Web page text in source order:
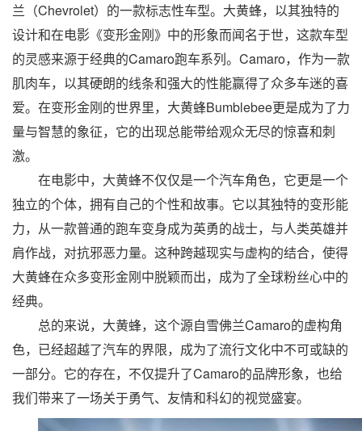
兰（Chevrolet）的一款标志性车型。大黄蜂，以其独特的
设计和在电影《变形金刚》中的形象而闻名于世，这款车型
的灵感来源于经典的Camaro跑车系列。Camaro，作为一款
肌肉车，以其硬朗的线条和强大的性能赢得了众多车迷的喜
爱。在变形金刚的世界里，大黄蜂Bumblebee更是成为了力
量与智慧的象征，它的出现总能带给观众无尽的惊喜和刺
激。
在电影中，大黄蜂不仅仅是一个汽车角色，它更是一个
独立的个体，拥有自己的个性和故事。它以其独特的变形能
力，从一款普通的跑车变身成为英勇的战士，与人类英雄并
肩作战，对抗邪恶力量。这种跨越现实与虚构的结合，使得
大黄蜂在众多变形金刚中脱颖而出，成为了全球粉丝心中的
经典。
总的来说，大黄蜂，这个源自雪佛兰Camaro的虚构角
色，已经超越了汽车的界限，成为了流行文化中不可或缺的
一部分。它的存在，不仅提升了Camaro的品牌形象，也给
我们带来了一场关于勇气、友情和科幻的视觉盛宴。